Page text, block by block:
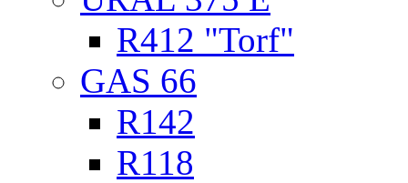
R412 "Torf"
GAS 66
R142
R118